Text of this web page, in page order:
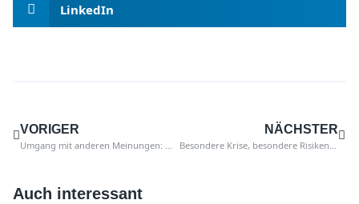
LinkedIn
VORIGER
Umgang mit anderen Meinungen: Wie sollte ein Revisor reagieren?
NÄCHSTER
Besondere Krise, besondere Risiken. So haben Sie abgestimmt!
Auch interessant